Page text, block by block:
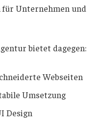
Unternehmen und
bietet dagegen:
Webseiten
Umsetzung
Design